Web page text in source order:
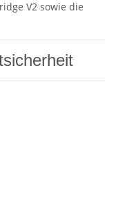
V2 sowie die